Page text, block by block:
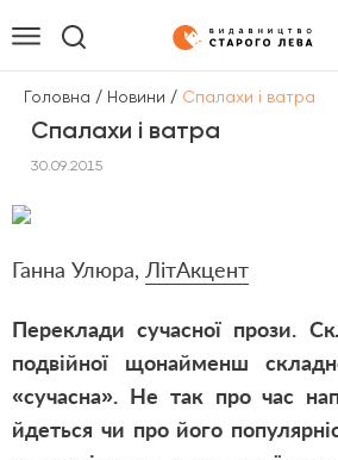
Головна / Новини / Спалахи і ватра
Спалахи і ватра
30.09.2015
Ганна Улюра, ЛітАкцент
Переклади сучасної прози.
подвійної щонайменш
«сучасна». Не так про час
йдеться чи про його